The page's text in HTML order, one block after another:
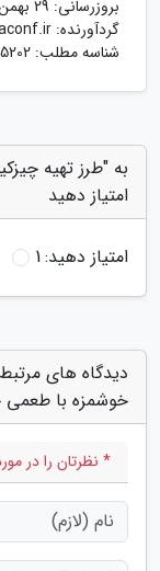
بروزرسانی: 29 بهمن 1402
گردآورنده:
شناسه مطلب: 15202
به "طرز تهیه
امتیاز دهید
امتیاز دهید:1
دیدگاه های
خوشمزه با
* نظرتان را در